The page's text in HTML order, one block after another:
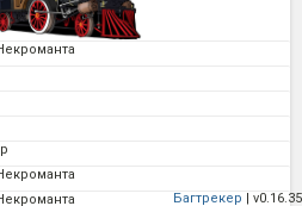
Багтрекер | v0.16.35